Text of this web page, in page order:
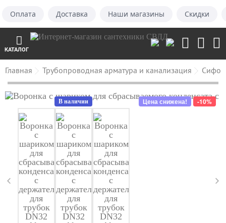
Оплата Доставка Наши магазины Скидки
КАТАЛОГ
Главная Трубопроводная арматура и канализация
Цена снижена! -10%
В наличии